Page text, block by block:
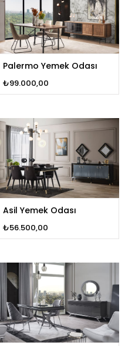
Palermo Yemek Odası
₺99.000,00
Asil Yemek Odası
₺56.500,00